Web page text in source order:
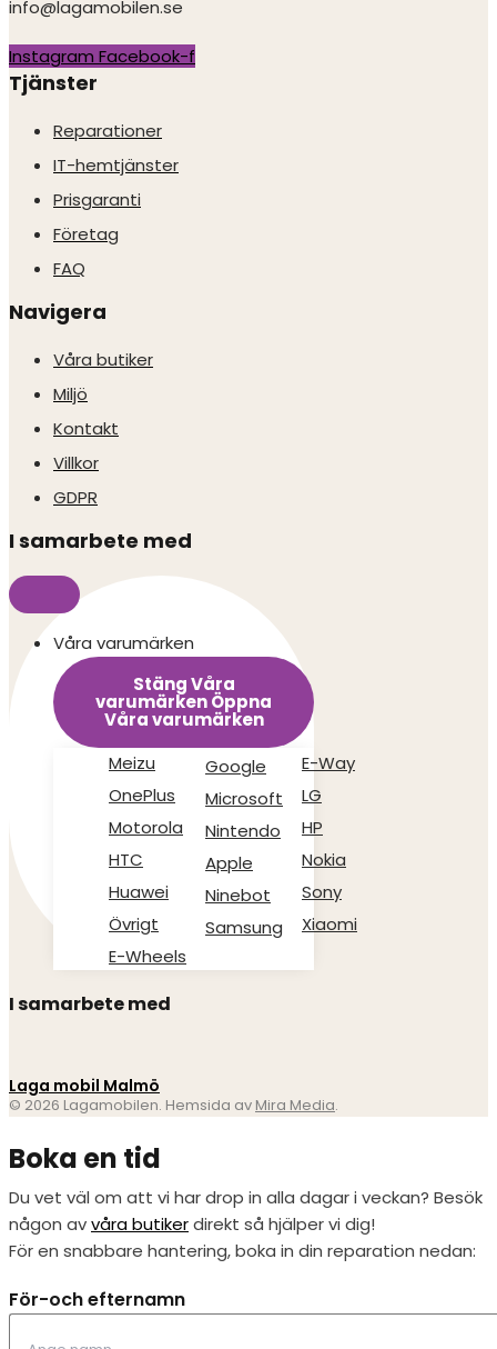
info@lagamobilen.se
Instagram Facebook-f
Tjänster
Reparationer
IT-hemtjänster
Prisgaranti
Företag
FAQ
Navigera
Våra butiker
Miljö
Kontakt
Villkor
GDPR
I samarbete med
Våra varumärken
Stäng Våra
varumärkenÖppna
Våra varumärken
Meizu
OnePlus
Motorola
HTC
Huawei
Övrigt
E-Wheels
Google
Microsoft
Nintendo
Apple
Ninebot
Samsung
E-Way
LG
HP
Nokia
Sony
Xiaomi
I samarbete med
Laga mobil Malmö
© 2026 Lagamobilen. Hemsida av Mira Media.
Boka en tid
Du vet väl om att vi har drop in alla dagar i veckan? Besök
någon avvåra butikerdirekt så hjälper vi dig!
För en snabbare hantering, boka in din reparation nedan:
För-och efternamn